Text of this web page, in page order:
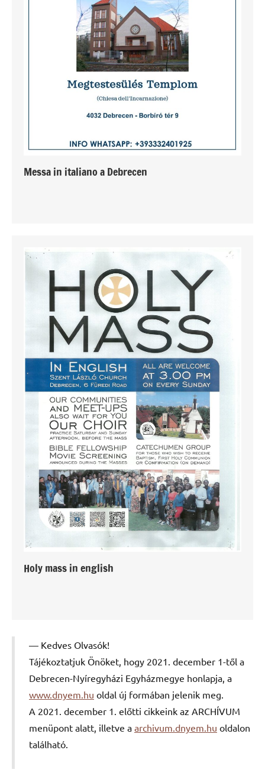
Messa in italiano a Debrecen
Holy mass in english
Kedves Olvasók!
Tájékoztatjuk Önöket, hogy 2021. december 1-től a
Debrecen-Nyíregyházi Egyházmegye honlapja, a
www.dnyem.hu oldal új formában jelenik meg.
A 2021. december 1. előtti cikkeink az ARCHÍVUM
menüpont alatt, illetve a archivum.dnyem.hu oldalon
található.